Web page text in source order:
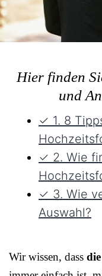
Hier finden
und
✓ 1. 8
✓ 2. Wie
✓ 3. Wie
Auswahl?
Wir wissen, dass